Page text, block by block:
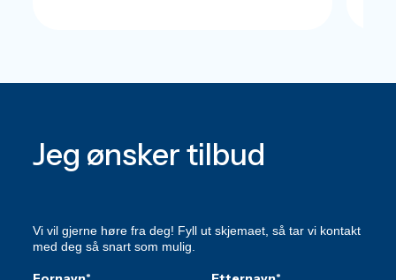
Jeg ønsker tilbud
Vi vil gjerne høre fra deg! Fyll ut skjemaet, så tar vi kontakt
med deg så snart som mulig.